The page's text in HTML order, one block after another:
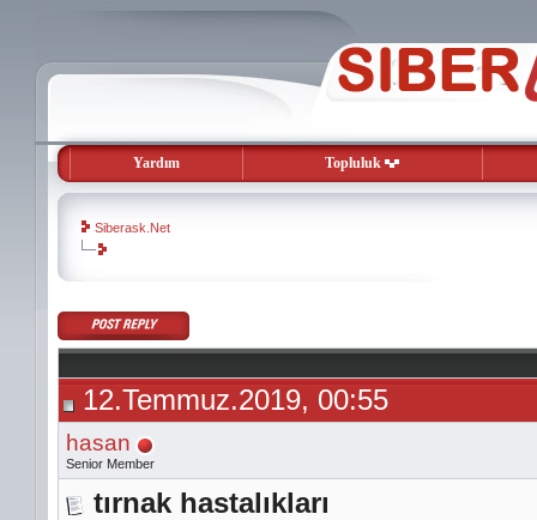
Yardım Topluluk
Siberask.Net
evooli
gaziantep
escort
gaziantep
escort12.Temmuz.2019, 00:55
hasan
Senior Member
tırnak hastalıkları